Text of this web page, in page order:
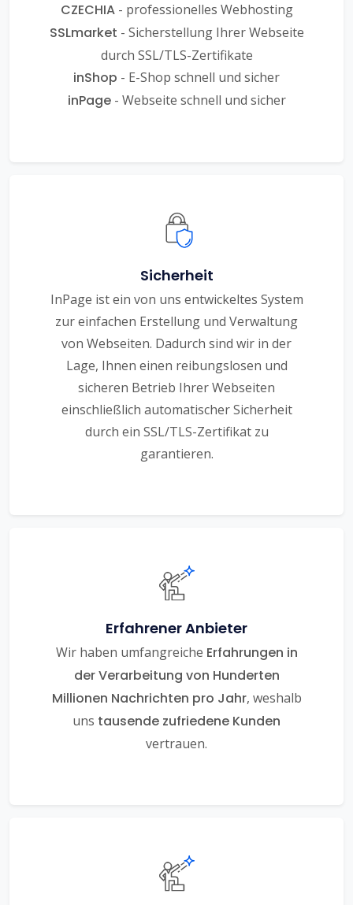
CZECHIA- professionelles Webhosting
SSLmarket - Sicherstellung Ihrer Webseite
durch SSL/TLS-Zertifikate
inShop - E-Shop schnell und sicher
inPage- Webseite schnell und sicher
Sicherheit
InPage ist ein von uns entwickeltes System
zur einfachen Erstellung und Verwaltung
von Webseiten. Dadurch sind wir in der
Lage, Ihnen einen reibungslosen und
sicheren Betrieb Ihrer Webseiten
einschließlich automatischer Sicherheit
durch ein SSL/TLS-Zertifikat zu
garantieren.
Erfahrener Anbieter
Wir haben umfangreiche Erfahrungen in
der Verarbeitung von Hunderten
Millionen Nachrichten pro Jahr, weshalb
uns tausende zufriedene Kunden
vertrauen.